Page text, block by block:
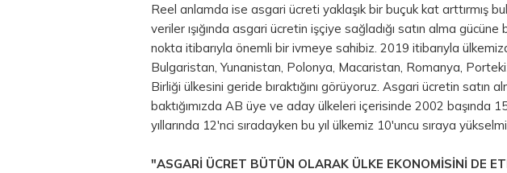
Reel anlamda ise asgari ücreti yaklaşık bir buçuk kat arttırmış
veriler ışığında asgari ücretin işçiye sağladığı satın alma gücüne
nokta itibarıyla önemli bir ivmeye sahibiz. 2019 itibarıyla
Bulgaristan, Yunanistan, Polonya, Macaristan, Romanya,
Birliği ülkesini geride bıraktığını görüyoruz. Asgari ücretin satın
baktığımızda AB üye ve aday ülkeleri içerisinde 2002 başında
yıllarında 12'nci sıradayken bu yıl ülkemiz 10'uncu sıraya
"ASGARİ ÜCRET BÜTÜN OLARAK ÜLKE EKONOMİSİNİ DE